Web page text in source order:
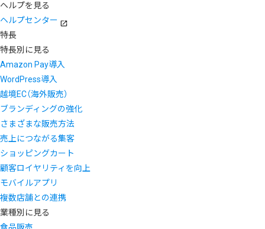
ヘルプを見る
ヘルプセンター
特長
特長別に見る
Amazon Pay導入
WordPress導入
越境EC（海外販売）
ブランディングの強化
さまざまな販売方法
売上につながる集客
ショッピングカート
顧客ロイヤリティを向上
モバイルアプリ
複数店舗との連携
業種別に見る